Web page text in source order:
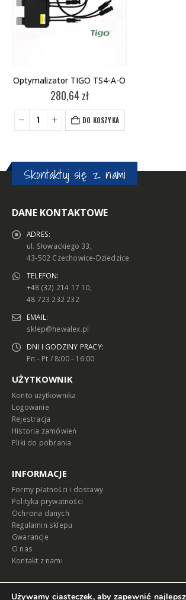
Optymalizator TIGO TS4-A-O
280,64zł
DO KOSZYKA
Skontaktuj się z nami
DANE KONTAKTOWE
ADRES:
ul. Słowackiego 33,
43-502 Czechowice-Dziedzice
TELEFON:
+48 (32) 214 17 10,
48 723 232 232
EMAIL:
sklep@hewalex.pl
DNI I GODZINY PRACY:
Pn - Pt / 8:00 - 16:00
UŻYTKOWNIK
Konto użytkownika
Logowanie
Rejestracja
Historia zamówień
Pliki do pobrania
INFORMACJE
Formy płatności i dostawy
Polityka prywatności
Ochrona danych
Regulamin sklepu
Gwarancje
O nas
Kontakt z nami
MAPA
Używamy ciasteczek, aby zapewnić